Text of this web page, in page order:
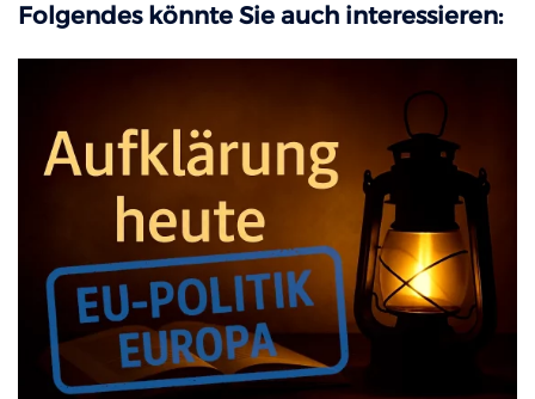
Folgendes könnte Sie auch interessieren: